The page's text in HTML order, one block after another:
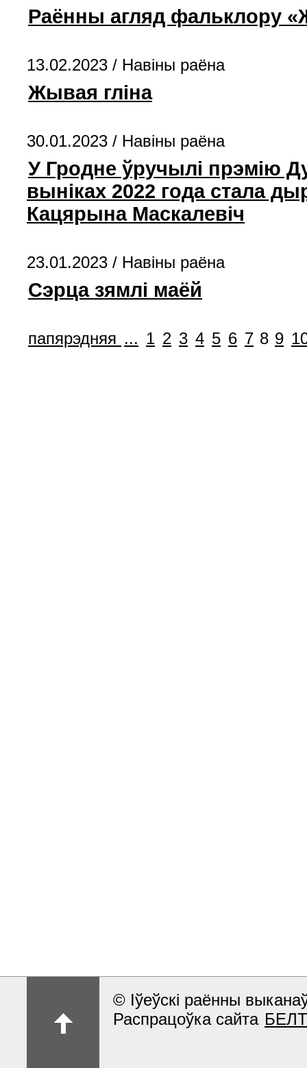
Раённы агляд фальклору
13.02.2023 / Навiны раёна
Жывая гліна
30.01.2023 / Навiны раёна
У Гродне ўручылі прэмію
выніках 2022 года стала
Кацярына Маскалевіч
23.01.2023 / Навiны раёна
Сэрца зямлі маёй
папярэдняя ... 1 2 3 4 5 6 7 8 9
© Іўеўскі раённы
Распрацоўка сайта